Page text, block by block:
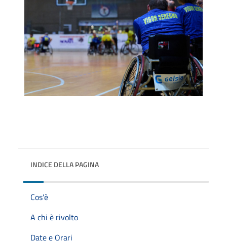
INDICE DELLA PAGINA
Cos'è
A chi è rivolto
Date e Orari